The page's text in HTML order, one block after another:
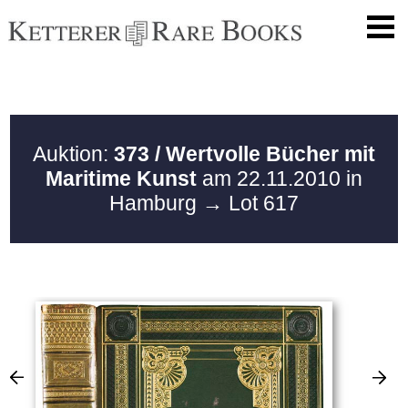
Auktion: 373 / Wertvolle Bücher mit
Maritime Kunst am 22.11.2010 in
Hamburg → Lot 617